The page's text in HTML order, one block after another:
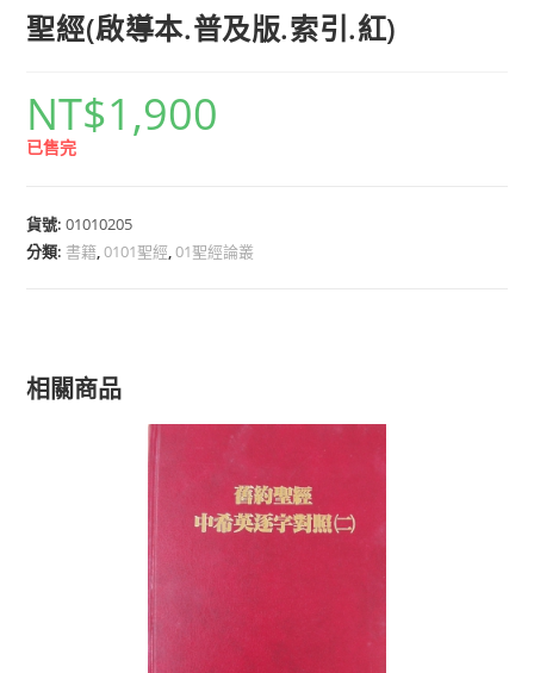
聖經(啟導本.普及版.索引.紅)
NT$1,900
已售完
貨號:01010205
分類: 書籍,0101聖經,01聖經論叢
相關商品